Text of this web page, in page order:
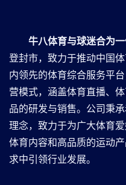
⽜⼋体育与球迷合为
登封市，致力于推动中国
内领先的体育综合服务平
营模式，涵盖体育直播、
品的研发与销售。公司秉
理念，致力于为广大体育
体育内容和高品质的运动
求中引领行业发展。